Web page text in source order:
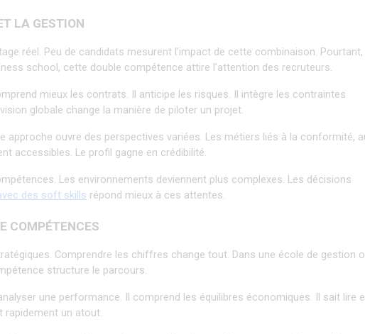
LA GESTION
réel. Peu de candidats mesurent l’impact de cette combinaison. Pourtant,
school, cette double compétence attire l’attention des recruteurs.
mieux les contrats. Il anticipe les risques. Il intègre les contraintes
globale change la manière de piloter un projet.
approche ouvre des perspectives variées. Les métiers liés à la conformité,
accessibles. Le profil gagne en crédibilité.
Les environnements deviennent plus complexes. Les décisions
des soft skills répond mieux à ces attentes.
COMPÉTENCES
Comprendre les chiffres change tout. Dans une école de gestion
structure le parcours.
une performance. Il comprend les équilibres économiques. Il sait lire
rapidement un atout.